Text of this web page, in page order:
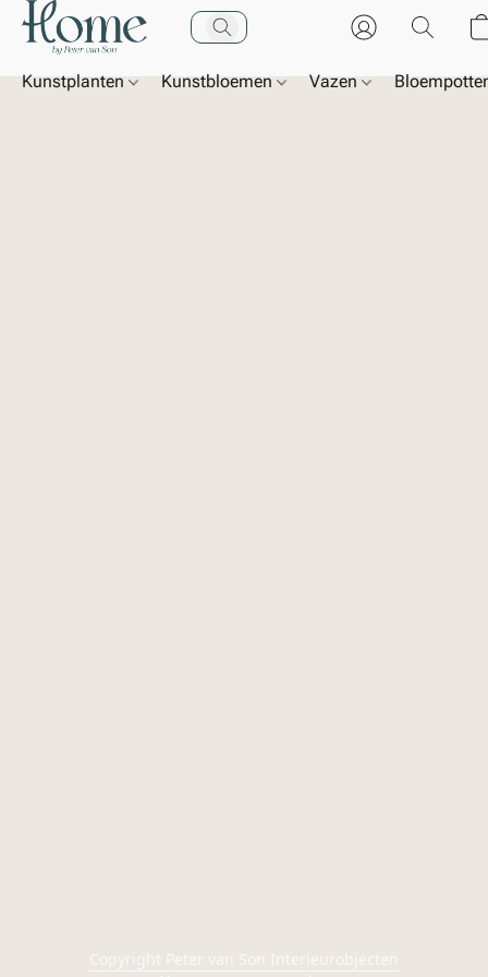
Kunstplanten Kunstbloemen Vazen
Copyright Peter van Son Interieurobjecten